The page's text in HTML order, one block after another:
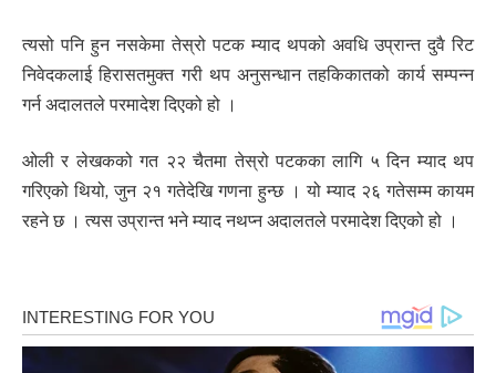
त्यसो पनि हुन नसकेमा तेस्रो पटक म्याद थपको अवधि उप्रान्त दुवै रिट
निवेदकलाई हिरासतमुक्त गरी थप अनुसन्धान तहकिकातको कार्य सम्पन्न
गर्न अदालतले परमादेश दिएको हो ।
ओली र लेखकको गत २२ चैतमा तेस्रो पटकका लागि ५ दिन म्याद थप
गरिएको थियो, जुन २१ गतेदेखि गणना हुन्छ । यो म्याद २६ गतेसम्म कायम
रहने छ । त्यस उप्रान्त भने म्याद नथप्न अदालतले परमादेश दिएको हो ।